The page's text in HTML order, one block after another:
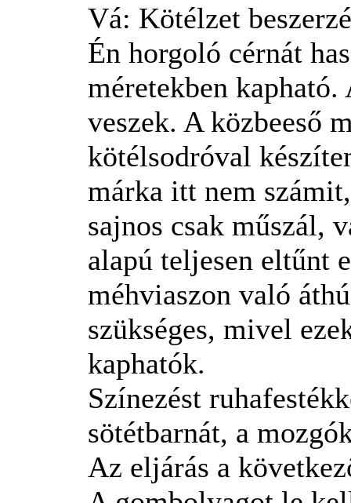
Vá: Kötélzet
Én horgoló cérnát
méretekben
veszek. A közbeeső
kötélsodróval
márka itt nem
sajnos csak műszál,
alapú teljesen eltűnt
méhviaszon való
szükséges, mivel
kaphatók.
Színezést
sötétbarnát, a
Az eljárás a